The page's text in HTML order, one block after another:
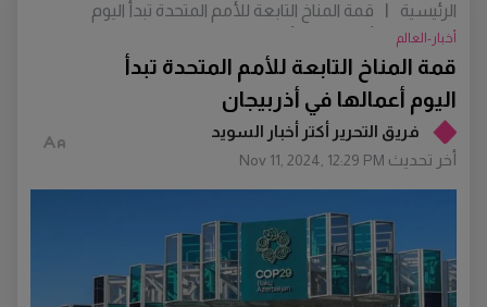
فريق التحرير أكتر أخبار السويد
أخر تحديث Nov 11, 2024, 12:29 PM
قمة المناخ التابعة للأمم المتحدة تبدأ
اليوم أعمالها في أذربيجان
أخبار-العالم
الرئيسية |
قمة المناخ التابعة للأمم المتحدة تبدأ اليوم